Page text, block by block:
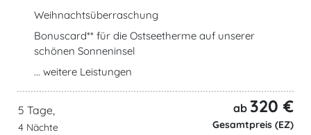
Weihnachtsüberraschung
Bonuscard** für die Ostseetherme auf unserer
schönen Sonneninsel
... weitere Leistungen
5 Tage,
4 Nächte
ab 320 €
Gesamtpreis (EZ)